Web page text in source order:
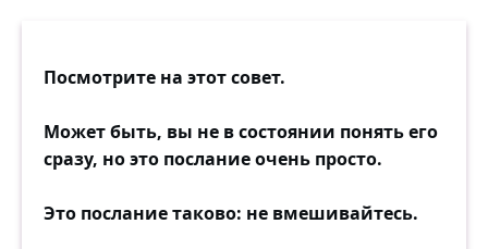
Посмотрите на этот совет.
Может быть, вы не в состоянии понять его
сразу, но это послание очень просто.
Это послание таково: не вмешивайтесь.